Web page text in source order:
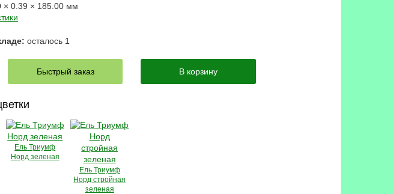
× 0.39 × 185.00 мм
осталось 1
Быстрый заказ В корзину
Ель Триумф
Норд зеленая
Ель Триумф
Норд стройная
зеленая